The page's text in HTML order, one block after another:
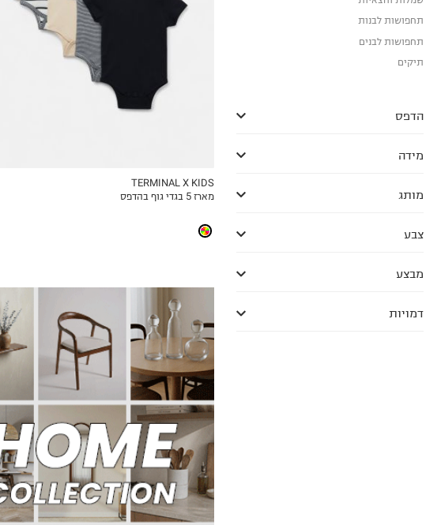
תחפושות לבנות
תחפושות לבנים
תיקים
הדפס
מידה
מותג
צבע
מבצע
דמויות
MY LIST
TERMINAL X KIDS
מארז 5 בגדי גוף בהדפס